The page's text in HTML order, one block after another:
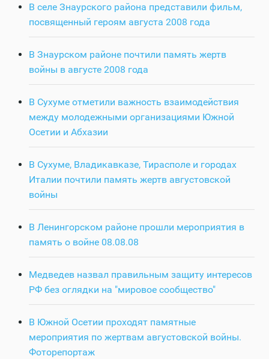
В селе Знаурского района представили фильм,
посвященный героям августа 2008 года
В Знаурском районе почтили память жертв
войны в августе 2008 года
В Сухуме отметили важность взаимодействия
между молодежными организациями Южной
Осетии и Абхазии
В Сухуме, Владикавказе, Тирасполе и городах
Италии почтили память жертв августовской
войны
В Ленингорском районе прошли мероприятия в
память о войне 08.08.08
Медведев назвал правильным защиту интересов
РФ без оглядки на "мировое сообщество"
В Южной Осетии проходят памятные
мероприятия по жертвам августовской войны.
Фоторепортаж